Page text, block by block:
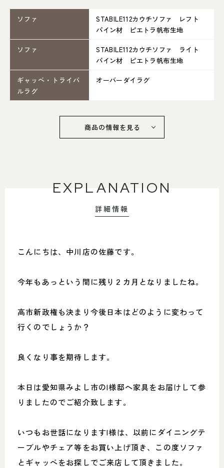
名東店
住所
前町26
Google map
052-734-8477
ソファ
STABILE112カウチソファ レフト
パイン材 ピエトラ帆布生地
ソファ
STABILE112カウチソファ ライト
パイン材 ピエトラ帆布生地
ギャッベ・トライバ
ルラグ
オーバーダイラグ
商品の情報を見る
EXPLANATION
詳細情報
こんにちは、中川店の佐藤です。
今年もあっという間に残り２カ月となりましたね。
高市新政権も決まり今後日本はどのように変わって
行くのでしょうか？
良くなり事を期待します。
本日は愛知県みよし市のI様邸へ家具をお届けして参
りましたのでご紹介致します。
いつもお世話になりますI様は、以前にダイニングテ
ーブルやチェア等をお買い上げ頂き、この度ソファ
とギャッベをお探しでご来店して頂きました。